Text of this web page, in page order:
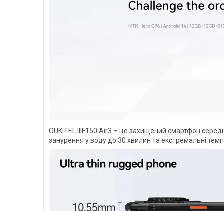
OUKITEL IIIF150 Air3 – це захищений смартфон
занурення у воду до 30 хвилин та екстремальні